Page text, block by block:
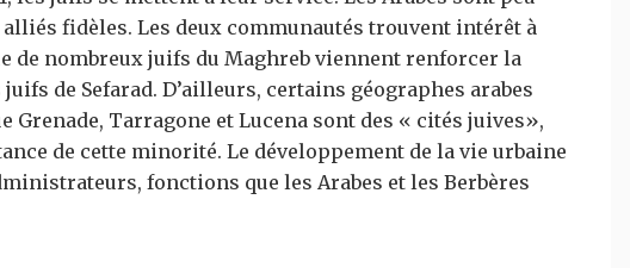
fidèles. Les deux communautés trouvent intérêt à
de nombreux juifs du Maghreb viennent renforcer la
de Sefarad. D’ailleurs, certains géographes arabes
Grenade, Tarragone et Lucena sont des « cités juives»,
de cette minorité. Le développement de la vie urbaine
fonctions que les Arabes et les Berbères